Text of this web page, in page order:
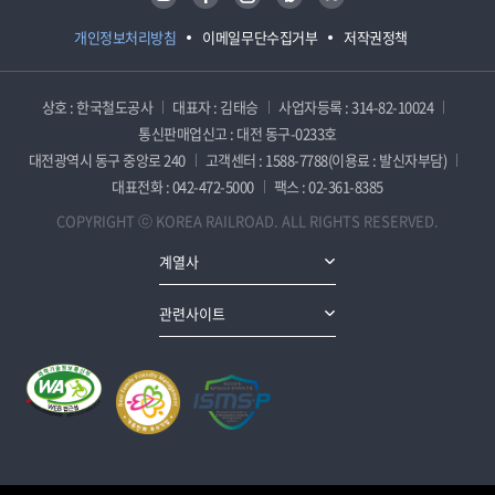
개인정보처리방침 이메일무단수집거부 저작권정책
상호 : 한국철도공사 대표자 : 김태승
사업자등록 : 314-82-10024
통신판매업신고 : 대전 동구-0233호
대전광역시 동구 중앙로 240
고객센터 : 1588-7788(이용료 : 발신자부담)
대표전화 : 042-472-5000
팩스 : 02-361-8385
COPYRIGHT ⓒ KOREA RAILROAD. ALL RIGHTS RESERVED.
계열사
관련사이트